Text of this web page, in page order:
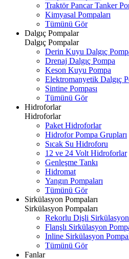
Traktör Pancar Tanker
Kimyasal Pompaları
Tümünü Gör
Dalgıç Pompalar
Dalgıç Pompalar
Derin Kuyu Dalgıç
Drenaj Dalgıç Pompa
Keson Kuyu Pompa
Elektromanyetik Dalgıç
Sintine Pompası
Tümünü Gör
Hidroforlar
Hidroforlar
Paket Hidroforlar
Hidrofor Pompa Grupları
Sıcak Su Hidroforu
12 ve 24 Volt Hidroforlar
Genleşme Tankı
Hidromat
Yangın Pompaları
Tümünü Gör
Sirkülasyon Pompaları
Sirkülasyon Pompaları
Rekorlu Dişli Sirkülasyon
Flanşlı Sirkülasyon
Inline Sirkülasyon
Tümünü Gör
Fanlar